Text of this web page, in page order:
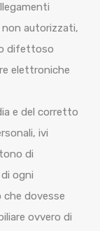
autorizzati,
difettoso
elettroniche
e del corretto
ivi
di
ogni
che dovesse
ovvero di